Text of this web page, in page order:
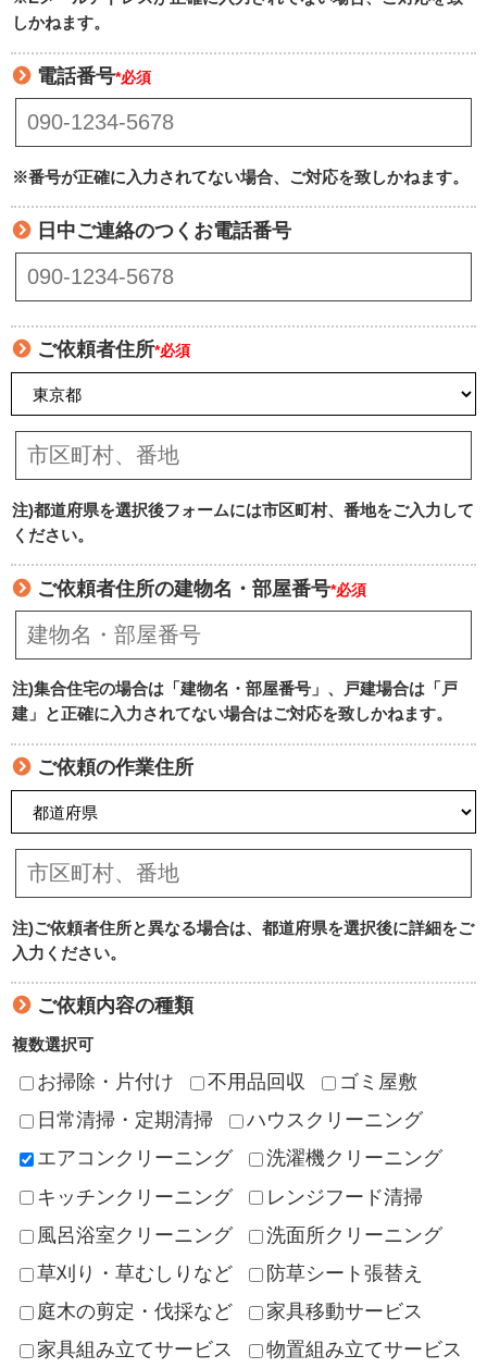
しかねます。
電話番号*必須
※番号が正確に入力されてない場合、ご対応を致しかねます。
日中ご連絡のつくお電話番号
ご依頼者住所*必須
注)都道府県を選択後フォームには市区町村、番地をご入力して
ください。
ご依頼者住所の建物名・部屋番号*必須
注)集合住宅の場合は「建物名・部屋番号」、戸建場合は「戸
建」と正確に入力されてない場合はご対応を致しかねます。
ご依頼の作業住所
注)ご依頼者住所と異なる場合は、都道府県を選択後に詳細をご
入力ください。
ご依頼内容の種類
複数選択可
お掃除・片付け 不用品回収
ゴミ屋敷
日常清掃・定期清掃
ハウスクリーニング
エアコンクリーニング
洗濯機クリーニング
キッチンクリーニング
レンジフード清掃
風呂浴室クリーニング
洗面所クリーニング
草刈り・草むしりなど
防草シート張替え
庭木の剪定・伐採など
家具移動サービス
家具組み立てサービス
物置組み立てサービス